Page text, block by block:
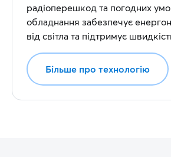
радіоперешкод та погодних
обладнання забезпечує
від світла та підтримує
Більше про технологію